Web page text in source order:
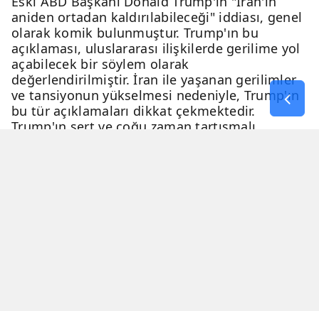
aniden ortadan kaldırılabileceği" iddiası, genel
olarak komik bulunmuştur. Trump'ın bu
açıklaması, uluslararası ilişkilerde gerilime yol
açabilecek bir söylem olarak
değerlendirilmiştir. İran ile yaşanan gerilimler
ve tansiyonun yükselmesi nedeniyle, Trump'ın
bu tür açıklamaları dikkat çekmektedir.
Trump'ın sert ve çoğu zaman tartışmalı